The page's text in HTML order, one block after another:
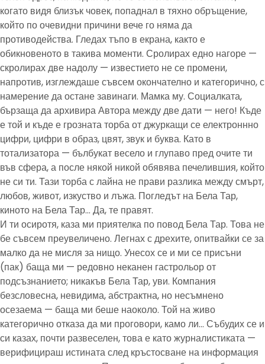
когато видя близък човек, попаднал в тяхно обръщение,
който по очевидни причини вече го няма да
противодейства. Гледах тъпо в екрана, както е
обикновеното в такива моменти. Сролирах едно нагоре —
скролирах две надолу — известието не се промени,
напротив, изглеждаше съвсем окончателно и категорично, с
намерение да остане завинаги. Мамка му. Социалката,
бързаща да архивира Автора между две дати — него! Къде
е той и къде е грозната торба от джуркащи се електроннно
цифри, цифри в образ, цвят, звук и буква. Като в
тотализатора — бълбукат весело и глупаво пред очите ти
във сфера, а после някой никой обявява печелившия, който
не си ти. Тази торба с лайна не прави разлика между смърт,
любов, живот, изкуство и лъжа. Погледът на Бела Тар,
киното на Бела Тар… Да, те правят.
И ти осиротя, каза ми приятелка по повод Бела Тар. Това не
бе съвсем преувеличено. Легнах с дрехите, опитвайки се за
малко да не мисля за нищо. Унесох се и ми се присъни
(пак) баща ми — редовно неканен гастрольор от
подсъзнанието; никакъв Бела Тар, уви. Компания
безсловесна, невидима, абстрактна, но несъмнено
осезаема — баща ми беше наоколо. Той на живо
категорично отказа да ми проговори, камо ли… Събудих се и
си казах, почти развеселен, това е като журналистиката —
верифицираш истината след кръстосване на информация